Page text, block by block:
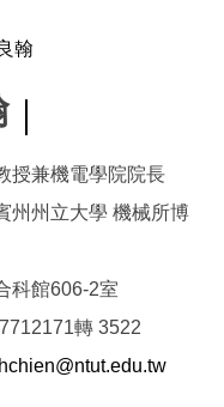
翰
授兼機電學院院長
州州立大學 機械所博
科館606-2室
轉 3522
lhchien@ntut.edu.tw